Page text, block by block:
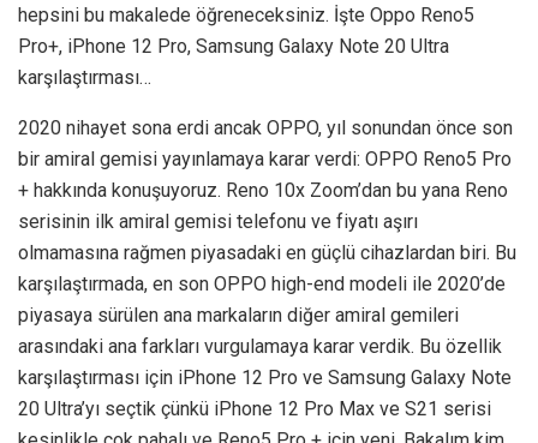
hepsini bu makalede öğreneceksiniz. İşte Oppo Reno5
Pro+, iPhone 12 Pro, Samsung Galaxy Note 20 Ultra
karşılaştırması…
2020 nihayet sona erdi ancak OPPO, yıl sonundan önce son
bir amiral gemisi yayınlamaya karar verdi: OPPO Reno5 Pro
+ hakkında konuşuyoruz. Reno 10x Zoom’dan bu yana Reno
serisinin ilk amiral gemisi telefonu ve fiyatı aşırı
olmamasına rağmen piyasadaki en güçlü cihazlardan biri. Bu
karşılaştırmada, en son OPPO high-end modeli ile 2020’de
piyasaya sürülen ana markaların diğer amiral gemileri
arasındaki ana farkları vurgulamaya karar verdik. Bu özellik
karşılaştırması için iPhone 12 Pro ve Samsung Galaxy Note
20 Ultra’yı seçtik çünkü iPhone 12 Pro Max ve S21 serisi